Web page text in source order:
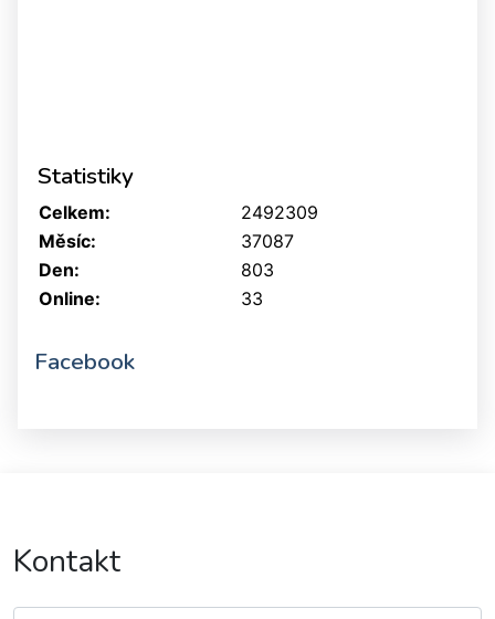
Statistiky
Online: 33
Celkem:
2492309
Měsíc:
37087
Den:
803
Facebook
Kontakt